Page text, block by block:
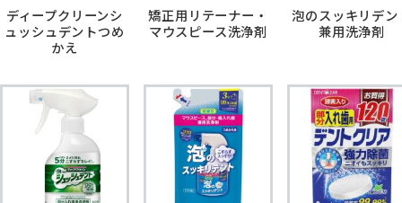
ディープクリーンシ
ュッシュデントつめ
かえ
矯正用リテーナー・
マウスピース洗浄剤
泡のスッキリデン
兼用洗浄剤